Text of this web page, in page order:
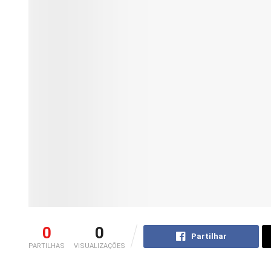
0
PARTILHAS
0
VISUALIZAÇÕES
Partilhar